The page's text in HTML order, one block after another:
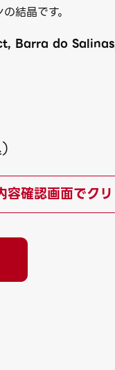
結晶です。
Barra do
）
確認画面でク